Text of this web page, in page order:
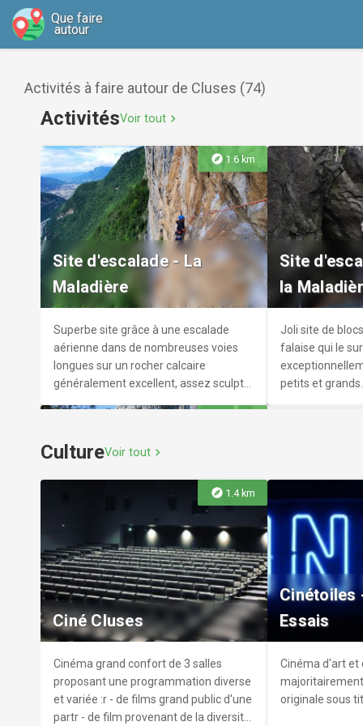
Que faire
autour
Activités à faire autour de Cluses (74)
ActivitésVoir tout chevron_right
explore 1.6 km
Site d'escalade - La
Maladière
Superbe site grâce à une escalade
aérienne dans de nombreuses voies
longues sur un rocher calcaire
généralement excellent, assez sculpté
Site
la
Joli site de
falaise qui le
petits et grands.
Site d'escalade - Balmette
Deux secteurs d’escalade à moins de
10 minutes de marche l’un de l’autre,
de quoi profiter sur toute une journée.
Attention néanmoins aux fortes
chaleurs en été et aux voies
majoritairement verticales.
Centre
Le centre
vous propose
différentes
grands.
CultureVoir tout chevron_right
explore 1.4 km
Ciné Cluses
Cinéma grand confort de 3 salles
proposant une programmation diverse
et variée :r - de films grand public d'une
partr - de film provenant de la diversité
Cinétoiles
Essais
Cinéma d'art et
originale sous